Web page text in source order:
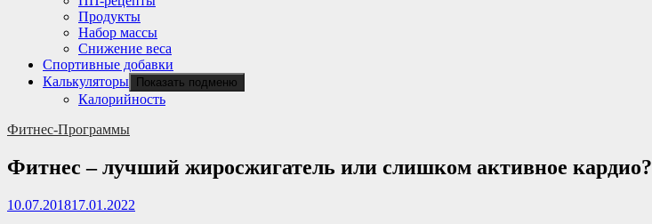
Продукты
Набор массы
Снижение веса
Спортивные добавки
Калькуляторы
Показать подменю
Калорийность
Фитнес-Программы
Фитнес – лучший жиросжигатель или слишком активное кардио?
10.07.201817.01.2022